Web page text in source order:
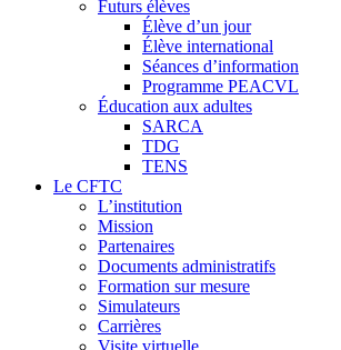
Futurs élèves
Élève d’un jour
Élève international
Séances d’information
Programme PEACVL
Éducation aux adultes
SARCA
TDG
TENS
Le CFTC
L’institution
Mission
Partenaires
Documents administratifs
Formation sur mesure
Simulateurs
Carrières
Visite virtuelle